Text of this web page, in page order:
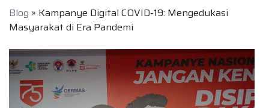
Blog » Kampanye Digital COVID-19: Mengedukasi
Masyarakat di Era Pandemi